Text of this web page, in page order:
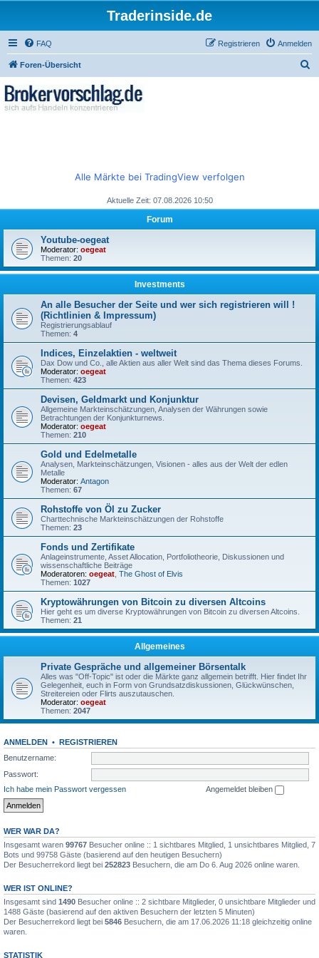
Traderinside.de
FAQ Anmelden
Registrieren
Foren-Übersicht
Alle Märkte bei TradingView verfolgen
Aktuelle Zeit: 07.08.2026 10:50
Forum
Youtube-oegeat
Moderator: oegeat
Themen: 20
Investments
An alle Besucher der Seite und wer sich registrieren will !
(Richtlinien & Impressum)
Registrierungsablauf
Themen: 4
Indices, Einzelaktien - weltweit
Dax Dow und Co., alle Aktien aus aller Welt sind das Thema dieses Forums.
Moderator: oegeat
Themen: 423
Devisen, Geldmarkt und Konjunktur
Allgemeine Markteinschätzungen, Analysen der Währungen sowie
Betrachtungen der Konjunkturnews.
Moderator: oegeat
Themen: 210
Gold und Edelmetalle
Analysen, Markteinschätzungen, Visionen - alles aus der Welt der edlen
Metalle
Moderator: Antagon
Themen: 67
Rohstoffe von Öl zu Zucker
Charttechnische Markteinschätzungen der Rohstoffe
Themen: 23
Fonds und Zertifikate
Anlageinstrumente, Asset Allocation, Portfoliotheorie, Diskussionen und
wissenschaftliche Beiträge
Moderatoren: oegeat The Ghost of Elvis
Themen: 1027
Kryptowährungen von Bitcoin zu diversen Altcoins
Hier geht es um diverse Kryptowährungen von Bitcoin zu diversen Altcoins.
Themen: 21
Allgemeines
Private Gespräche und allgemeiner Börsentalk
Alles was "Off-Topic" ist oder die Märkte ganz allgemein betrifft. Hier findet Ihr
Gelegenheit, euch in Form von Grundsatzdiskussionen, Glückwünschen,
Streitereien oder Flirts auszutauschen.
Moderator: oegeat
Themen: 2047
ANMELDEN • REGISTRIEREN
Benutzername:
Passwort:
Ich habe mein Passwort vergessen
Angemeldet bleiben
WER WAR DA?
Insgesamt waren 99767 Besucher online :: 1 sichtbares Mitglied, 1 unsichtbares Mitglied, 7
Bots und 99758 Gäste (basierend auf den heutigen Besuchern)
Der Besucherrekord liegt bei 252823 Besuchern, die am Do 6. Aug 2026 online waren.
WER IST ONLINE?
Insgesamt sind 1490 Besucher online :: 2 sichtbare Mitglieder, 0 unsichtbare Mitglieder und
1488 Gäste (basierend auf den aktiven Besuchern der letzten 5 Minuten)
Der Besucherrekord liegt bei 5846 Besuchern, die am 17.06.2026 11:18 gleichzeitig online
waren.
STATISTIK